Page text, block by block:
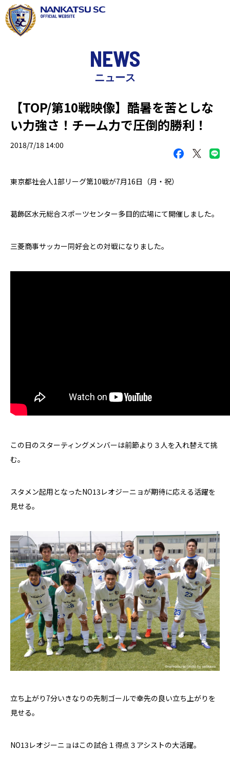
NEWS
ニュース
【TOP/第10戦映像】酷暑を苦としな
い力強さ！チーム力で圧倒的勝利！
2018/7/18 14:00
東京都社会人1部リーグ第10戦が7月16日（月・祝）
葛飾区水元総合スポーツセンター多目的広場にて開催しました。
三菱商事サッカー同好会との対戦になりました。
この日のスターティングメンバーは前節より３人を入れ替えて挑
む。
スタメン起用となったNO13 レオジーニョが期待に応える活躍を
見せる。
立ち上がり7分いきなりの先制ゴールで幸先の良い立ち上がりを
見せる。
NO13 レオジーニョはこの試合１得点３アシストの大活躍。